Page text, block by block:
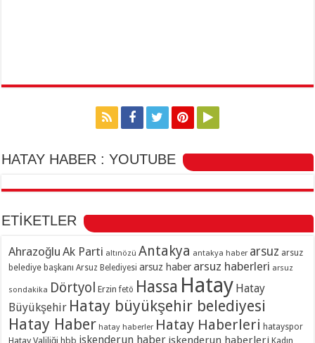
HATAY HABER : YOUTUBE
ETİKETLER
Ahrazoğlu Ak Parti altınözü Antakya antakya haber arsuz arsuz
belediye başkanı Arsuz Belediyesi arsuz haber arsuz haberleri arsuz
sondakika Dörtyol Erzin fetö Hassa Hatay Hatay
Büyükşehir Hatay büyükşehir belediyesi
Hatay Haber hatay haberler Hatay Haberleri hatayspor
Hatay Valiliği hbb iskenderun haber iskenderun haberleri Kadın